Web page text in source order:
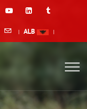
| ALB |